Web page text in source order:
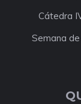
Cátedra
Semana de